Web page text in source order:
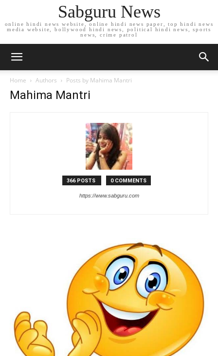
Sabguru News
online hindi news website, online hindi news paper, top hindi news
media website, bollywood hindi news, political hindi news, sports
news, crime patrol
Home Authors Posts by Mahima Mantri
Mahima Mantri
366 POSTS 0 COMMENTS
https://www.sabguru.com